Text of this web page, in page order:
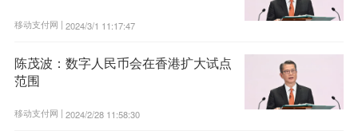
移动支付网 | 2024/3/1 11:17:47
陈茂波：数字人民币会在香港扩大试点
范围
移动支付网 | 2024/2/28 11:58:30